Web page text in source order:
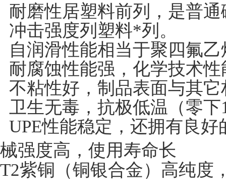
耐磨性居塑料前列，是普
冲击强度列塑料*列。
自润滑性能相当于聚四氟乙
耐腐蚀性能强，化学技术性
不粘性好，制品表面与其
卫生无毒，抗极低温（零下
UPE性能稳定，还拥有良
械强度高，使用寿命长
T2紫铜（铜银合金）高纯度